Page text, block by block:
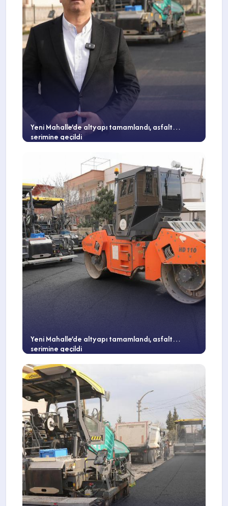
Yeni Mahalle’de altyapı tamamlandı, asfalt
serimine geçildi
Yeni Mahalle’de altyapı tamamlandı, asfalt
serimine geçildi